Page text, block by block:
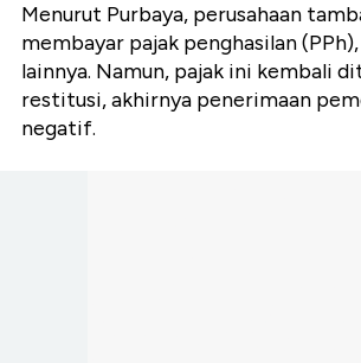
Menurut Purbaya, perusahaan
membayar pajak penghasilan
lainnya. Namun, pajak ini kembali
restitusi, akhirnya penerimaan
negatif.